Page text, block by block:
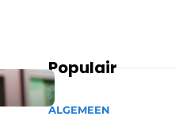
Populair
ALGEMEEN